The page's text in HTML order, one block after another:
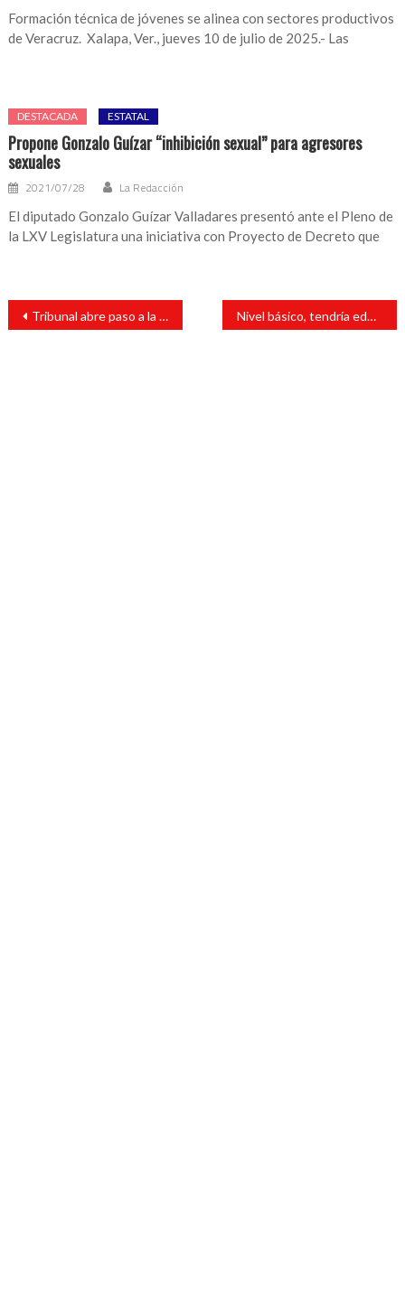
Formación técnica de jóvenes se alinea con sectores productivos
de Veracruz. Xalapa, Ver., jueves 10 de julio de 2025.- Las
DESTACADA ESTATAL
Propone Gonzalo Guízar “inhibición sexual” para agresores
sexuales
2021/07/28 La Redacción
El diputado Gonzalo Guízar Valladares presentó ante el Pleno de
la LXV Legislatura una iniciativa con Proyecto de Decreto que
Navegación
entradas
Tribunal abre paso a la entrada en vigor a la Ley de la Industria Eléctrica Nivel básico, tendría educación alimentaria y nutricional como obligatoria